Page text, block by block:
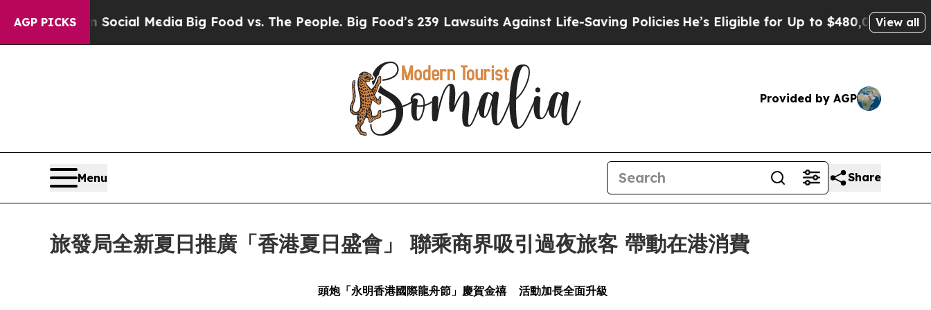
AGP PICKS
Media Big Food vs. The People. Big Food’s 239 Lawsuits Against Life-Saving PoliciesHe’s Eligible for Up to $480,000 After Being Wrongly
View all
Provided by AGP
Menu Share
旅發局全新夏日推廣「香港夏日盛會」 聯乘商界吸引過夜旅客 帶動在港消費
頭炮「永明香港國際龍舟節」慶賀金禧 活動加長全面升級